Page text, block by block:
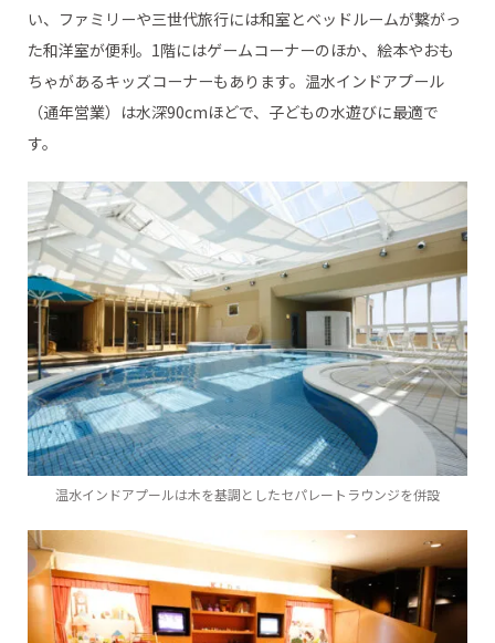
い、ファミリーや三世代旅行には和室とベッドルームが繋がっ
た和洋室が便利。1階にはゲームコーナーのほか、絵本やおも
ちゃがあるキッズコーナーもあります。温水インドアプール
（通年営業）は水深90cmほどで、子どもの水遊びに最適で
す。
温水インドアプールは木を基調としたセパレートラウンジを併設